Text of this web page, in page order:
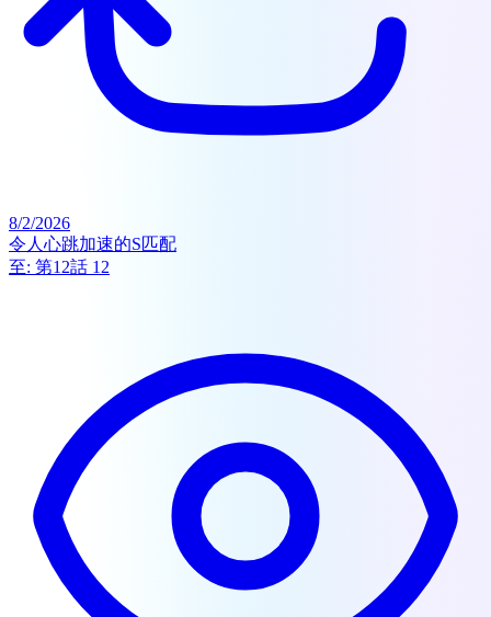
8/2/2026
令人心跳加速的S匹配
至: 第12話 12